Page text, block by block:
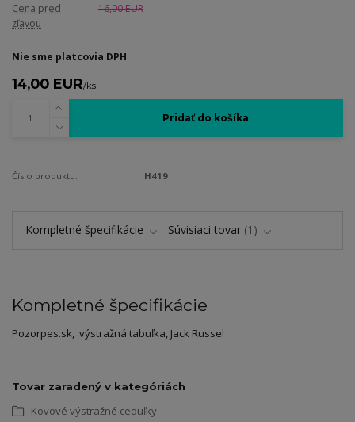
Cena pred
zľavou
16,00 EUR
Nie sme platcovia DPH
14,00 EUR/ks
Pridať do košíka
Číslo produktu: H419
Kompletné špecifikácie Súvisiaci tovar 1
Kompletné špecifikácie
Pozorpes.sk, výstražná tabuľka, Jack Russel
Tovar zaradený v kategóriách
Kovové výstražné ceduľky